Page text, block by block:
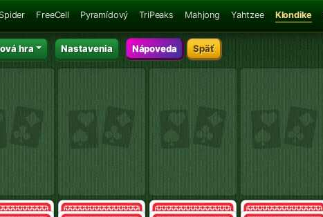
Spider FreeCell Pyramídový TriPeaks Mahjong Yahtzee Klondike
hra Nastavenia Nápoveda Späť